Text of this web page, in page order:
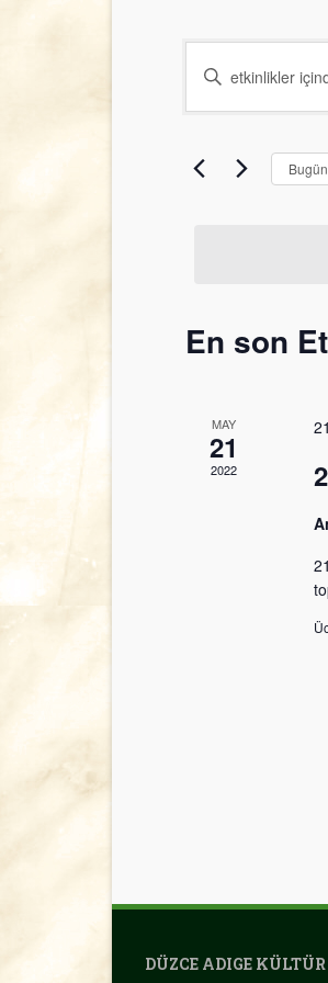
arama
Arama
içinde
Bugün
En son
MAY
21
2022
DÜZCE ADIGE KÜLTÜR